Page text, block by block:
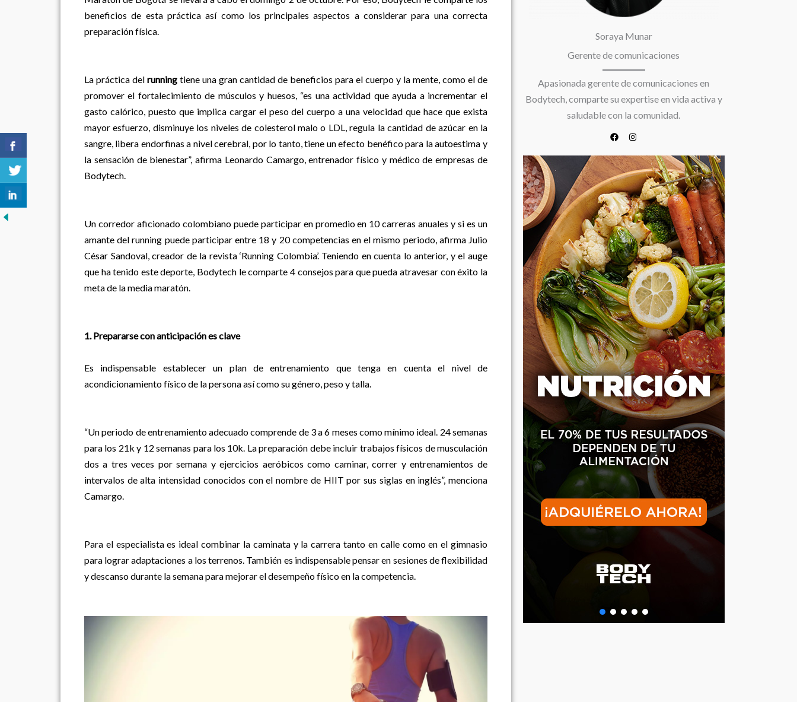
beneficios de esta práctica así como los principales aspectos a considerar para una correcta
preparación física.
La práctica del running tiene una gran cantidad de beneficios para el cuerpo y la mente, como el de
promover el fortalecimiento de músculos y huesos, “es una actividad que ayuda a incrementar el
gasto calórico, puesto que implica cargar el peso del cuerpo a una velocidad que hace que exista
mayor esfuerzo, disminuye los niveles de colesterol malo o LDL, regula la cantidad de azúcar en la
sangre, libera endorfinas a nivel cerebral, por lo tanto, tiene un efecto benéfico para la autoestima y
la sensación de bienestar”, afirma Leonardo Camargo, entrenador físico y médico de empresas de
Bodytech.
Un corredor aficionado colombiano puede participar en promedio en 10 carreras anuales y si es un
amante del running puede participar entre 18 y 20 competencias en el mismo periodo, afirma Julio
César Sandoval, creador de la revista ‘Running Colombia’. Teniendo en cuenta lo anterior, y el auge
que ha tenido este deporte, Bodytech le comparte 4 consejos para que pueda atravesar con éxito la
meta de la media maratón.
1. Prepararse con anticipación es clave
Es indispensable establecer un plan de entrenamiento que tenga en cuenta el nivel de
acondicionamiento físico de la persona así como su género, peso y talla.
“Un periodo de entrenamiento adecuado comprende de 3 a 6 meses como mínimo ideal. 24 semanas
para los 21k y 12 semanas para los 10k. La preparación debe incluir trabajos físicos de musculación
dos a tres veces por semana y ejercicios aeróbicos como caminar, correr y entrenamientos de
intervalos de alta intensidad conocidos con el nombre de HIIT por sus siglas en inglés”, menciona
Camargo.
Para el especialista es ideal combinar la caminata y la carrera tanto en calle como en el gimnasio
para lograr adaptaciones a los terrenos. También es indispensable pensar en sesiones de flexibilidad
y descanso durante la semana para mejorar el desempeño físico en la competencia.
Soraya Munar
Gerente de comunicaciones
Apasionada gerente de comunicaciones en
Bodytech, comparte su expertise en vida activa y
saludable con la comunidad.